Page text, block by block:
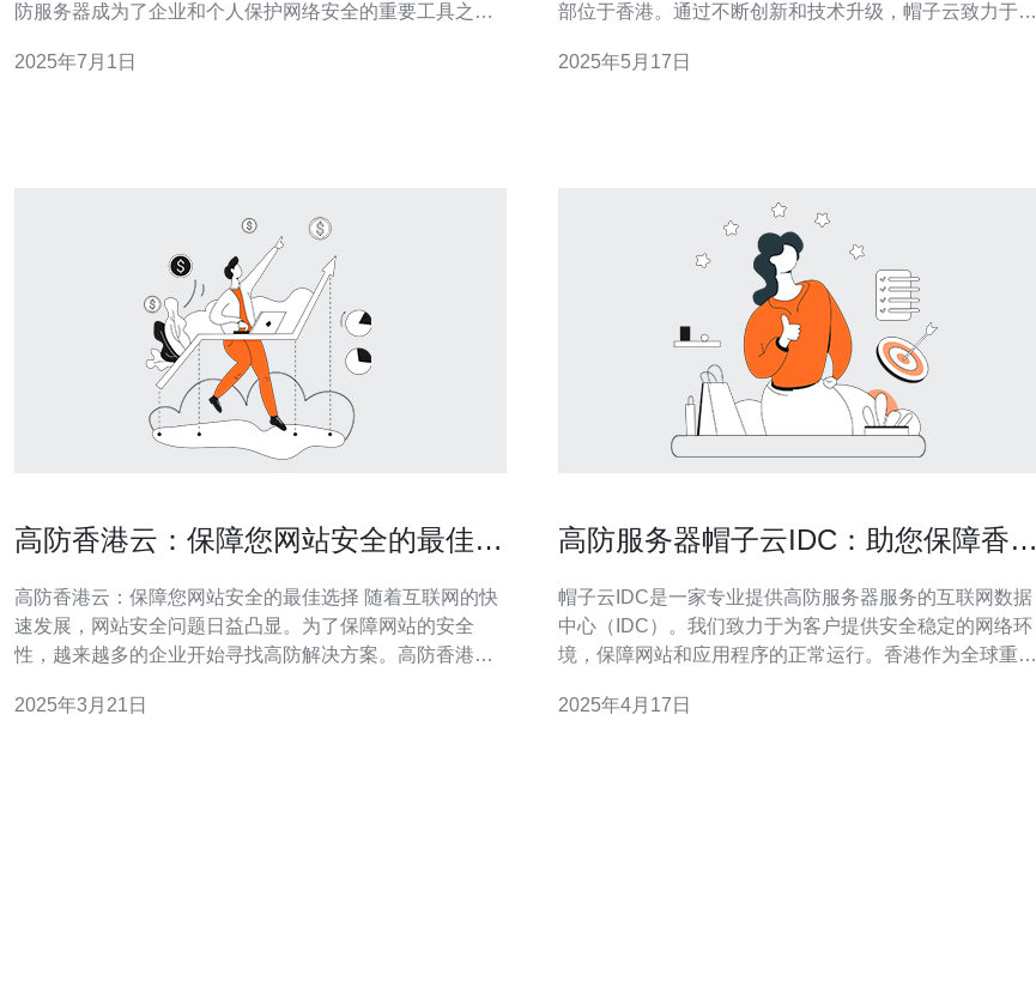
防服务器成为了企业和个人保护网络安全的重要工具之
务提供商，为用户提供了多样化的选择。 高防服务器是一
2025年7月1日
部位于香港。通过不断创新和技术升级，帽子云致力于为
服务器设备和专业的技术团队，能够有效抵御各种网络攻
2025年5月17日
高防香港云：保障您网站安全的最佳选
高防香港云：保障您网站安全的最佳选择 随着互联网的快
速发展，网站安全问题日益凸显。为了保障网站的安全
性，越来越多的企业开始寻找高防解决方案。高防香港云
选。本文将介绍高防香港云的优势和特点，为您提供网站
2025年3月21日
高防服务器帽子云IDC：助您保障香港
帽子云IDC是一家专业提供高防服务器服务的互联网数据
中心（IDC）。我们致力于为客户提供安全稳定的网络环
境，保障网站和应用程序的正常运行。香港作为全球重要
驻。然而，随之而来的网络安全威胁也日益增加。帽子云
2025年4月17日